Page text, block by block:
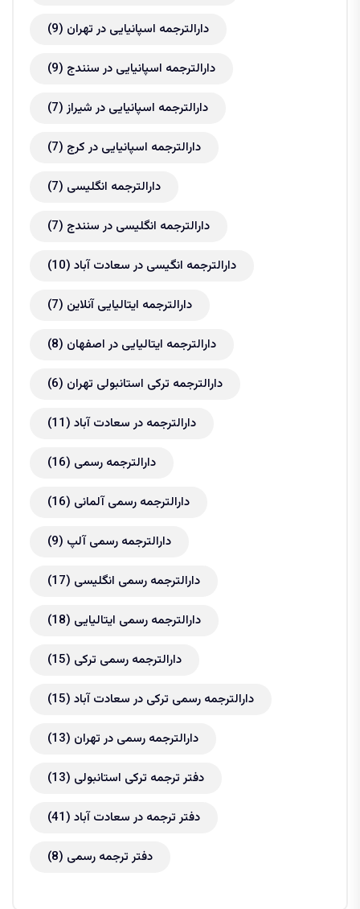
دارالترجمه اسپانیایی در تهران (9)
دارالترجمه اسپانیایی در سنندج (9)
دارالترجمه اسپانیایی در شیراز(7)
دارالترجمه اسپانیایی در کرج (7)
دارالترجمه انگلیسی (7)
دارالترجمه انگلیسی در سنندج (7)
دارالترجمه انگیسی در سعادت آباد (10)
دارالترجمه ایتالیایی آنلاین (7)
دارالترجمه ایتالیایی در اصفهان (8)
دارالترجمه ترکی استانبولی تهران (6)
دارالترجمه در سعادت آباد (11)
دارالترجمه رسمی (16)
دارالترجمه رسمی آلمانی (16)
دارالترجمه رسمی آلپ (9)
دارالترجمه رسمی انگلیسی (17)
دارالترجمه رسمی ایتالیایی (18)
دارالترجمه رسمی ترکی (15)
دارالترجمه رسمی ترکی در سعادت آباد (15)
دارالترجمه رسمی در تهران (13)
دفتر ترجمه ترکی استانبولی (13)
دفتر ترجمه در سعادت آباد (41)
دفتر ترجمه رسمی (8)